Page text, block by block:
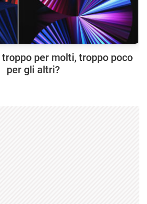
per molti, troppo poco
per gli altri?